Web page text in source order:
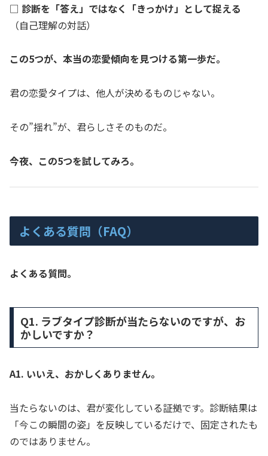
□ 診断を「答え」ではなく「きっかけ」として捉える
（自己理解の対話）
この5つが、本当の恋愛傾向を見つける第一歩だ。
君の恋愛タイプは、他人が決めるものじゃない。
その”揺れ”が、君らしさそのものだ。
今夜、この5つを試してみろ。
よくある質問（FAQ）
よくある質問。
Q1. ラブタイプ診断が当たらないのですが、お
かしいですか？
A1. いいえ、おかしくありません。
当たらないのは、君が変化している証拠です。診断結果は
「今この瞬間の姿」を反映しているだけで、固定されたも
のではありません。